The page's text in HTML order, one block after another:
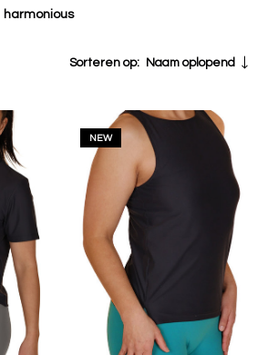
harmonious
Sorteren op: Naam oplopend
NEW